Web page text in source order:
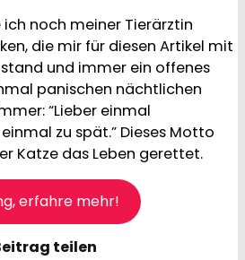
noch meiner Tierärztin
die mir für diesen Artikel mit
stand und immer ein offenes
panischen nächtlichen
“Lieber einmal
zu spät.” Dieses Motto
Katze das Leben gerettet.
erfahre mehr!
teilen